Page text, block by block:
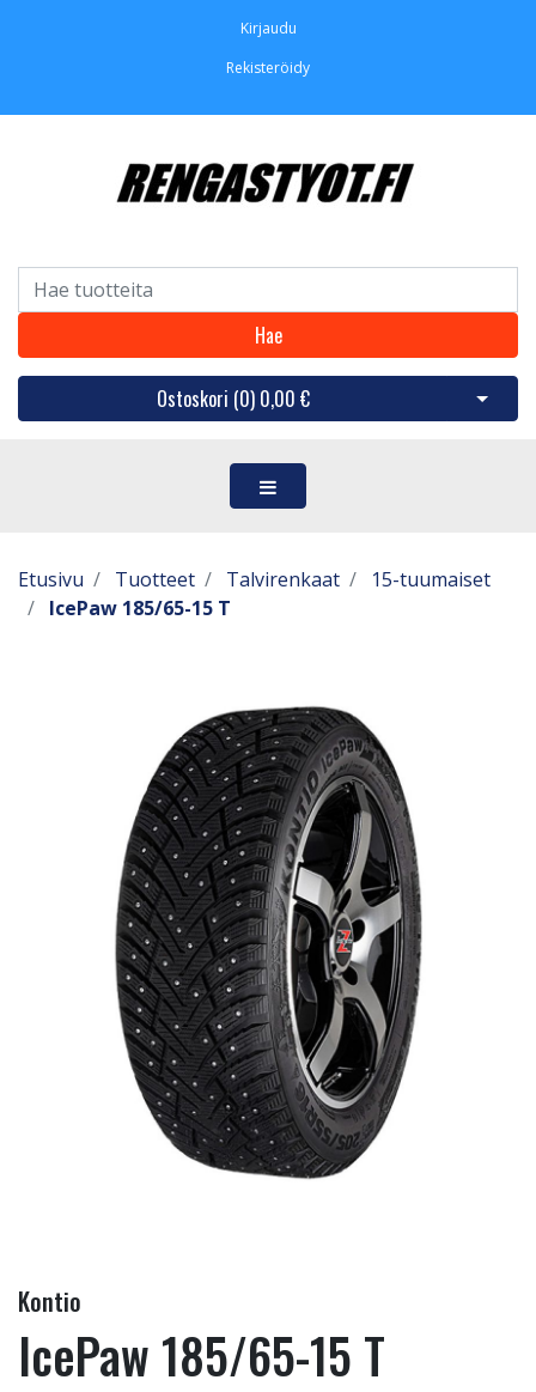
Kirjaudu
Rekisteröidy
Hae
Ostoskori (0) 0,00 € Avaa
Etusivu Tuotteet Talvirenkaat
15-tuumaiset
IcePaw 185/65-15 T
Kontio
IcePaw 185/65-15 T